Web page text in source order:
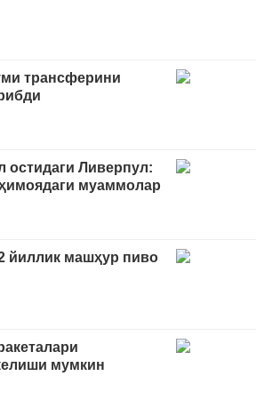
трансферини
остидаги Ливерпул:
муаммолар
йиллик машҳур пиво
мумкин